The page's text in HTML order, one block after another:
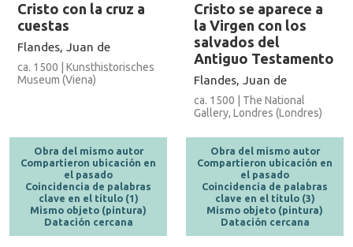
Cristo con la cruz a
cuestas
Flandes, Juan de
ca. 1500 | Kunsthistorisches
Museum (Viena)
Obra del mismo autor
Compartieron ubicación en
el pasado
Coincidencia de palabras
clave en el título (1)
Mismo objeto (pintura)
Datación cercana
Cristo se aparece a
la Virgen con los
salvados del
Antiguo Testamento
Flandes, Juan de
ca. 1500 | The National
Gallery, Londres (Londres)
Obra del mismo autor
Compartieron ubicación en
el pasado
Coincidencia de palabras
clave en el título (3)
Mismo objeto (pintura)
Datación cercana